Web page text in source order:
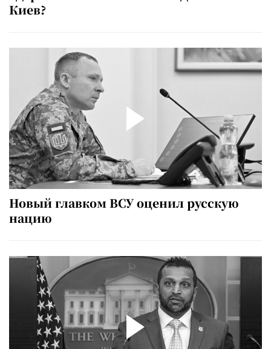
Киев?
Новый главком ВСУ оценил русскую
нацию